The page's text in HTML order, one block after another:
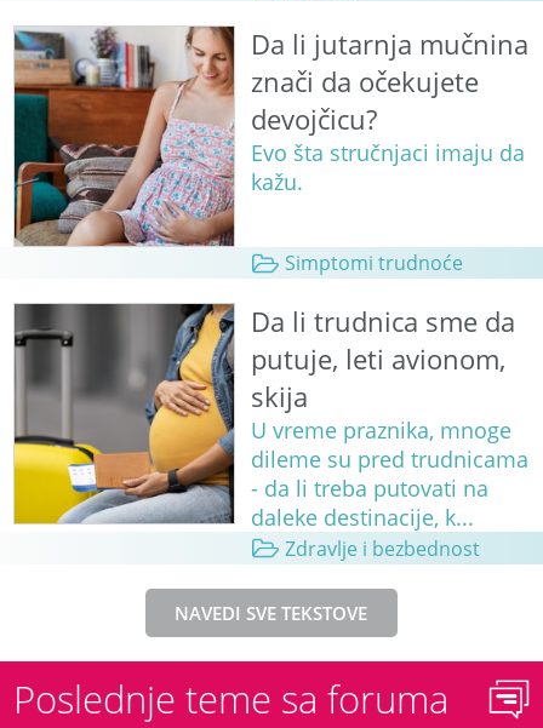
Da li jutarnja mučnina
znači da očekujete
devojčicu?
Evo šta stručnjaci imaju da
kažu.
Simptomi trudnoće
Da li trudnica sme da
putuje, leti avionom,
skija
U vreme praznika, mnoge
dileme su pred trudnicama
- da li treba putovati na
daleke destinacije, k...
Zdravlje i bezbednost
NAVEDI SVE TEKSTOVE
Poslednje teme sa foruma